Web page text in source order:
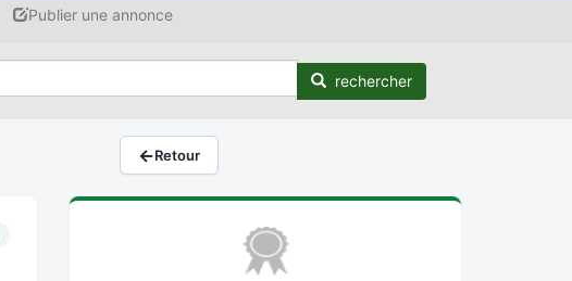
Publier une annonce
rechercher
←Retour